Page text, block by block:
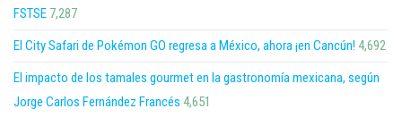
FSTSE 7,287
El City Safari de Pokémon GO regresa a México, ahora ¡en Cancún! 4,692
El impacto de los tamales gourmet en la gastronomía mexicana, según
Jorge Carlos Fernández Francés 4,651